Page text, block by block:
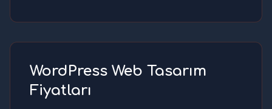
WordPress Web Tasarım
Fiyatları